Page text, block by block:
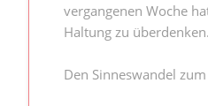
vergangenen Woche
Haltung zu überdenken.
Den Sinneswandel